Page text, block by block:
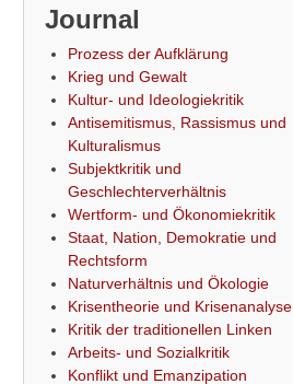
Journal
Prozess der Aufklärung
Krieg und Gewalt
Kultur- und Ideologiekritik
Antisemitismus, Rassismus und
Kulturalismus
Subjektkritik und
Geschlechterverhältnis
Wertform- und Ökonomiekritik
Staat, Nation, Demokratie und
Rechtsform
Naturverhältnis und Ökologie
Krisentheorie und Krisenanalyse
Kritik der traditionellen Linken
Arbeits- und Sozialkritik
Konflikt und Emanzipation